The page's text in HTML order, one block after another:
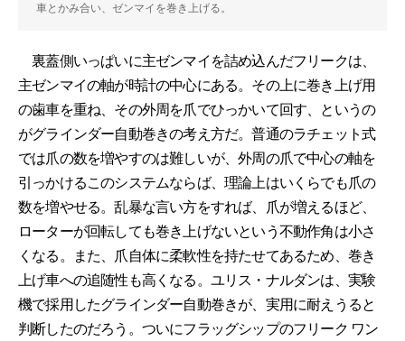
車とかみ合い、ゼンマイを巻き上げる。
裏蓋側いっぱいに主ゼンマイを詰め込んだフリークは、
主ゼンマイの軸が時計の中心にある。その上に巻き上げ用
の歯車を重ね、その外周を爪でひっかいて回す、というの
がグラインダー自動巻きの考え方だ。普通のラチェット式
では爪の数を増やすのは難しいが、外周の爪で中心の軸を
引っかけるこのシステムならば、理論上はいくらでも爪の
数を増やせる。乱暴な言い方をすれば、爪が増えるほど、
ローターが回転しても巻き上げないという不動作角は小さ
くなる。また、爪自体に柔軟性を持たせてあるため、巻き
上げ車への追随性も高くなる。ユリス・ナルダンは、実験
機で採用したグラインダー自動巻きが、実用に耐えうると
判断したのだろう。ついにフラッグシップのフリーク ワン